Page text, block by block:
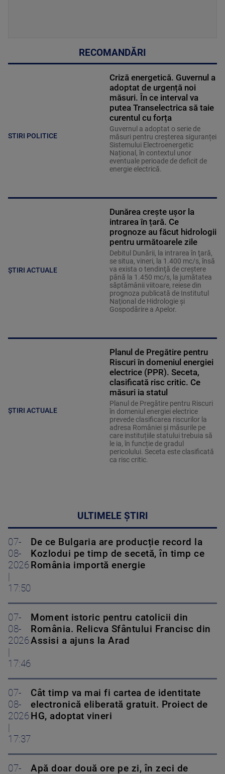
RECOMANDĂRI
STIRI POLITICE
Criză energetică. Guvernul a
adoptat de urgență noi
măsuri. În ce interval va
putea Transelectrica să taie
curentul cu forța
Guvernul a adoptat o serie de
măsuri pentru creșterea siguranței
Sistemului Electroenergetic
Național, în contextul unor
eventuale perioade de deficit de
energie electrică.
ȘTIRI ACTUALE
Dunărea crește ușor la
intrarea în țară. Ce
prognoze au făcut hidrologii
pentru următoarele zile
Debitul Dunării, la intrarea în ţară,
se situa, vineri, la 1.400 mc/s, însă
va exista o tendinţă de creştere
până la 1.450 mc/s, la jumătatea
săptămânii viitoare, reiese din
prognoza publicată de Institutul
Naţional de Hidrologie şi
Gospodărire a Apelor.
ȘTIRI ACTUALE
Planul de Pregătire pentru
Riscuri în domeniul energiei
electrice (PPR). Seceta,
clasificată risc critic. Ce
măsuri ia statul
Planul de Pregătire pentru Riscuri
în domeniul energiei electrice
prevede clasificarea riscurilor la
adresa României și măsurile pe
care instituțiile statului trebuia să
le ia, în funcție de gradul
pericolului. Seceta este clasificată
ca risc critic.
ULTIMELE ȘTIRI
07-
08-
2026
17:50
De ce Bulgaria are producție record la
Kozlodui pe timp de secetă, în timp ce
România importă energie
07-
08-
2026
17:46
Moment istoric pentru catolicii din
România. Relicva Sfântului Francisc din
Assisi a ajuns la Arad
07-
08-
2026
17:37
Cât timp va mai fi cartea de identitate
electronică eliberată gratuit. Proiect de
HG, adoptat vineri
07-
Apă doar două ore pe zi, în zeci de